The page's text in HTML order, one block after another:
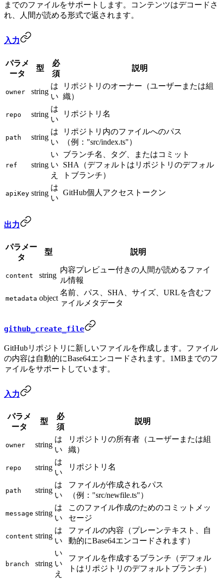
までのファイルをサポートします。コンテンツはデコードさ
れ、人間が読める形式で返されます。
入力
パラメ
ータ
型
必
須
説明
owner string
は
い
リポジトリのオーナー（ユーザーまたは組
織）
repo string
は
い
リポジトリ名
path string
は
い
リポジトリ内のファイルへのパス
（例："src/index.ts"）
ref string
い
い
え
ブランチ名、タグ、またはコミット
SHA（デフォルトはリポジトリのデフォル
トブランチ）
apiKey string
は
い
GitHub個人アクセストークン
出力
パラメー
タ
型 説明
content string
内容プレビュー付きの人間が読めるファイ
ル情報
metadata object
名前、パス、SHA、サイズ、URLを含むフ
ァイルメタデータ
github_create_file
GitHubリポジトリに新しいファイルを作成します。ファイル
の内容は自動的にBase64エンコードされます。1MBまでのフ
ァイルをサポートしています。
入力
パラメ
ータ
型
必
須
説明
owner string
は
い
リポジトリの所有者（ユーザーまたは組
織）
repo string
は
い
リポジトリ名
path string
は
い
ファイルが作成されるパス
（例："src/newfile.ts"）
message string
は
い
このファイル作成のためのコミットメッ
セージ
content string
は
い
ファイルの内容（プレーンテキスト、自
動的にBase64エンコードされます）
branch string
い
い
え
ファイルを作成するブランチ（デフォル
トはリポジトリのデフォルトブランチ）